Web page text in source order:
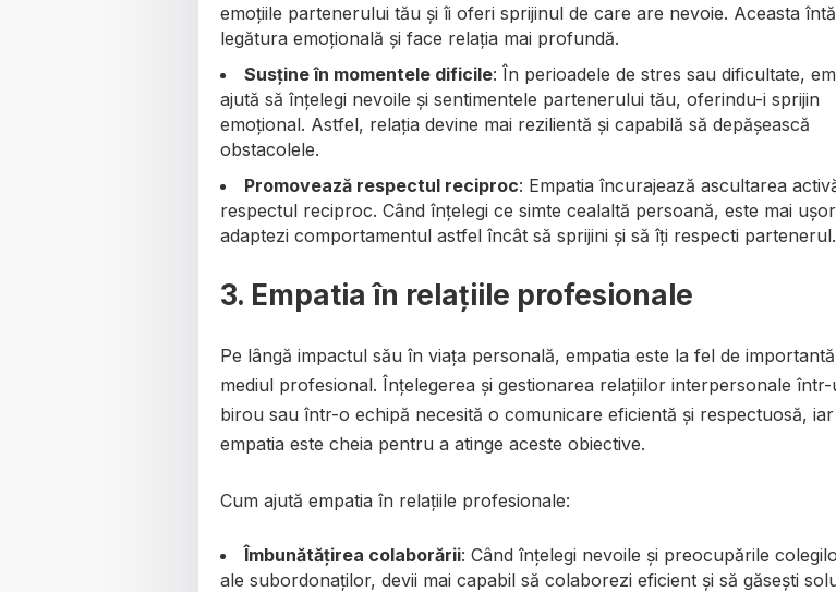
emoțiile partenerului tău și îi oferi sprijinul de care are nevoie. Aceasta
legătura emoțională și face relația mai profundă.
Susține în momentele dificile: În perioadele de stres sau dificultate,
ajută să înțelegi nevoile și sentimentele partenerului tău, oferindu-i sprijin
emoțional. Astfel, relația devine mai rezilientă și capabilă să depășească
obstacolele.
Promovează respectul reciproc: Empatia încurajează ascultarea
respectul reciproc. Când înțelegi ce simte cealaltă persoană, este mai
adaptezi comportamentul astfel încât să sprijini și să îți respecti partenerul.
3. Empatia în relațiile profesionale
Pe lângă impactul său în viața personală, empatia este la fel de
mediul profesional. Înțelegerea și gestionarea relațiilor interpersonale într-
birou sau într-o echipă necesită o comunicare eficientă și respectuosă, iar
empatia este cheia pentru a atinge aceste obiective.
Cum ajută empatia în relațiile profesionale:
Îmbunătățirea colaborării: Când înțelegi nevoile și preocupările
ale subordonaților, devii mai capabil să colaborezi eficient și să găsești